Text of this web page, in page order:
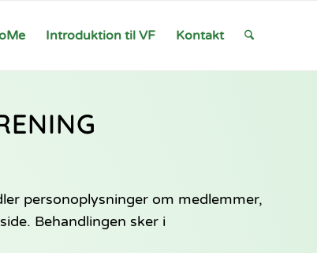
Introduktion til VF Kontakt
personoplysninger om medlemmer,
Behandlingen sker i